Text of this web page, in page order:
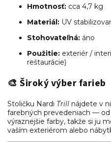
Hmotnosť: cca 4,7 kg
Materiál: UV
Stohovateľná: áno
Použitie: exteriér /
reštaurácie)
🎨 Široký výber farieb
Stoličku Nardi Trill nájdete v
farebných prevedeniach —
výraznejšie farby, takže si ju
vaším exteriérom alebo